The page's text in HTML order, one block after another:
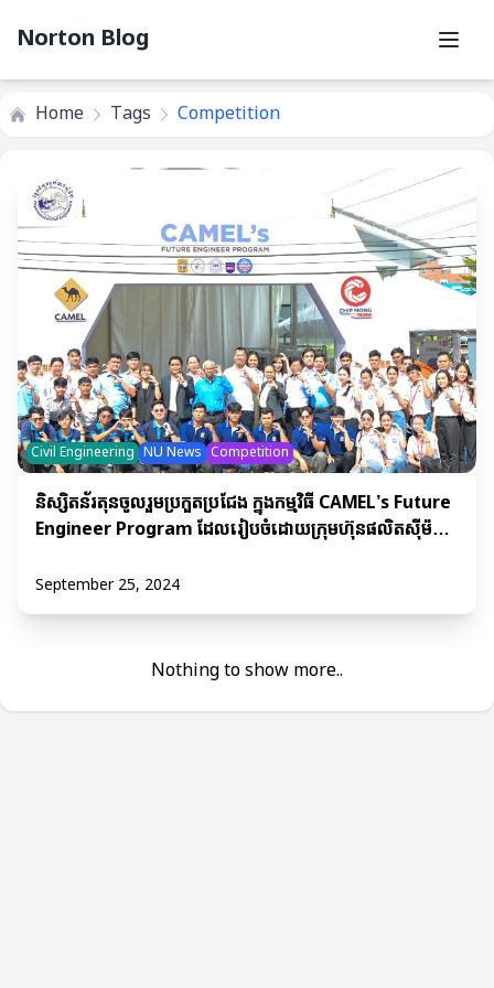
Norton Blog
Home Tags Competition
Civil Engineering NU News Competition
និស្សិតន័រតុនចូលរួមប្រកួតប្រជែង ក្នុងកម្មវិធី CAMEL’s Future
Engineer Program ដែលរៀបចំដោយក្រុមហ៊ុនផលិតស៊ីម៉ង៍
September 25, 2024
Nothing to show more..